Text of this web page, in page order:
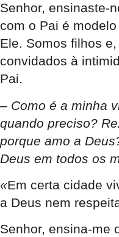
Senhor, ensinaste-
com o Pai é
Ele. Somos filhos
convidados à
Pai.
– Como é a minha
quando preciso?
porque amo a
Deus em todos os
«Em certa cidade
a Deus nem
Senhor, ensina-me